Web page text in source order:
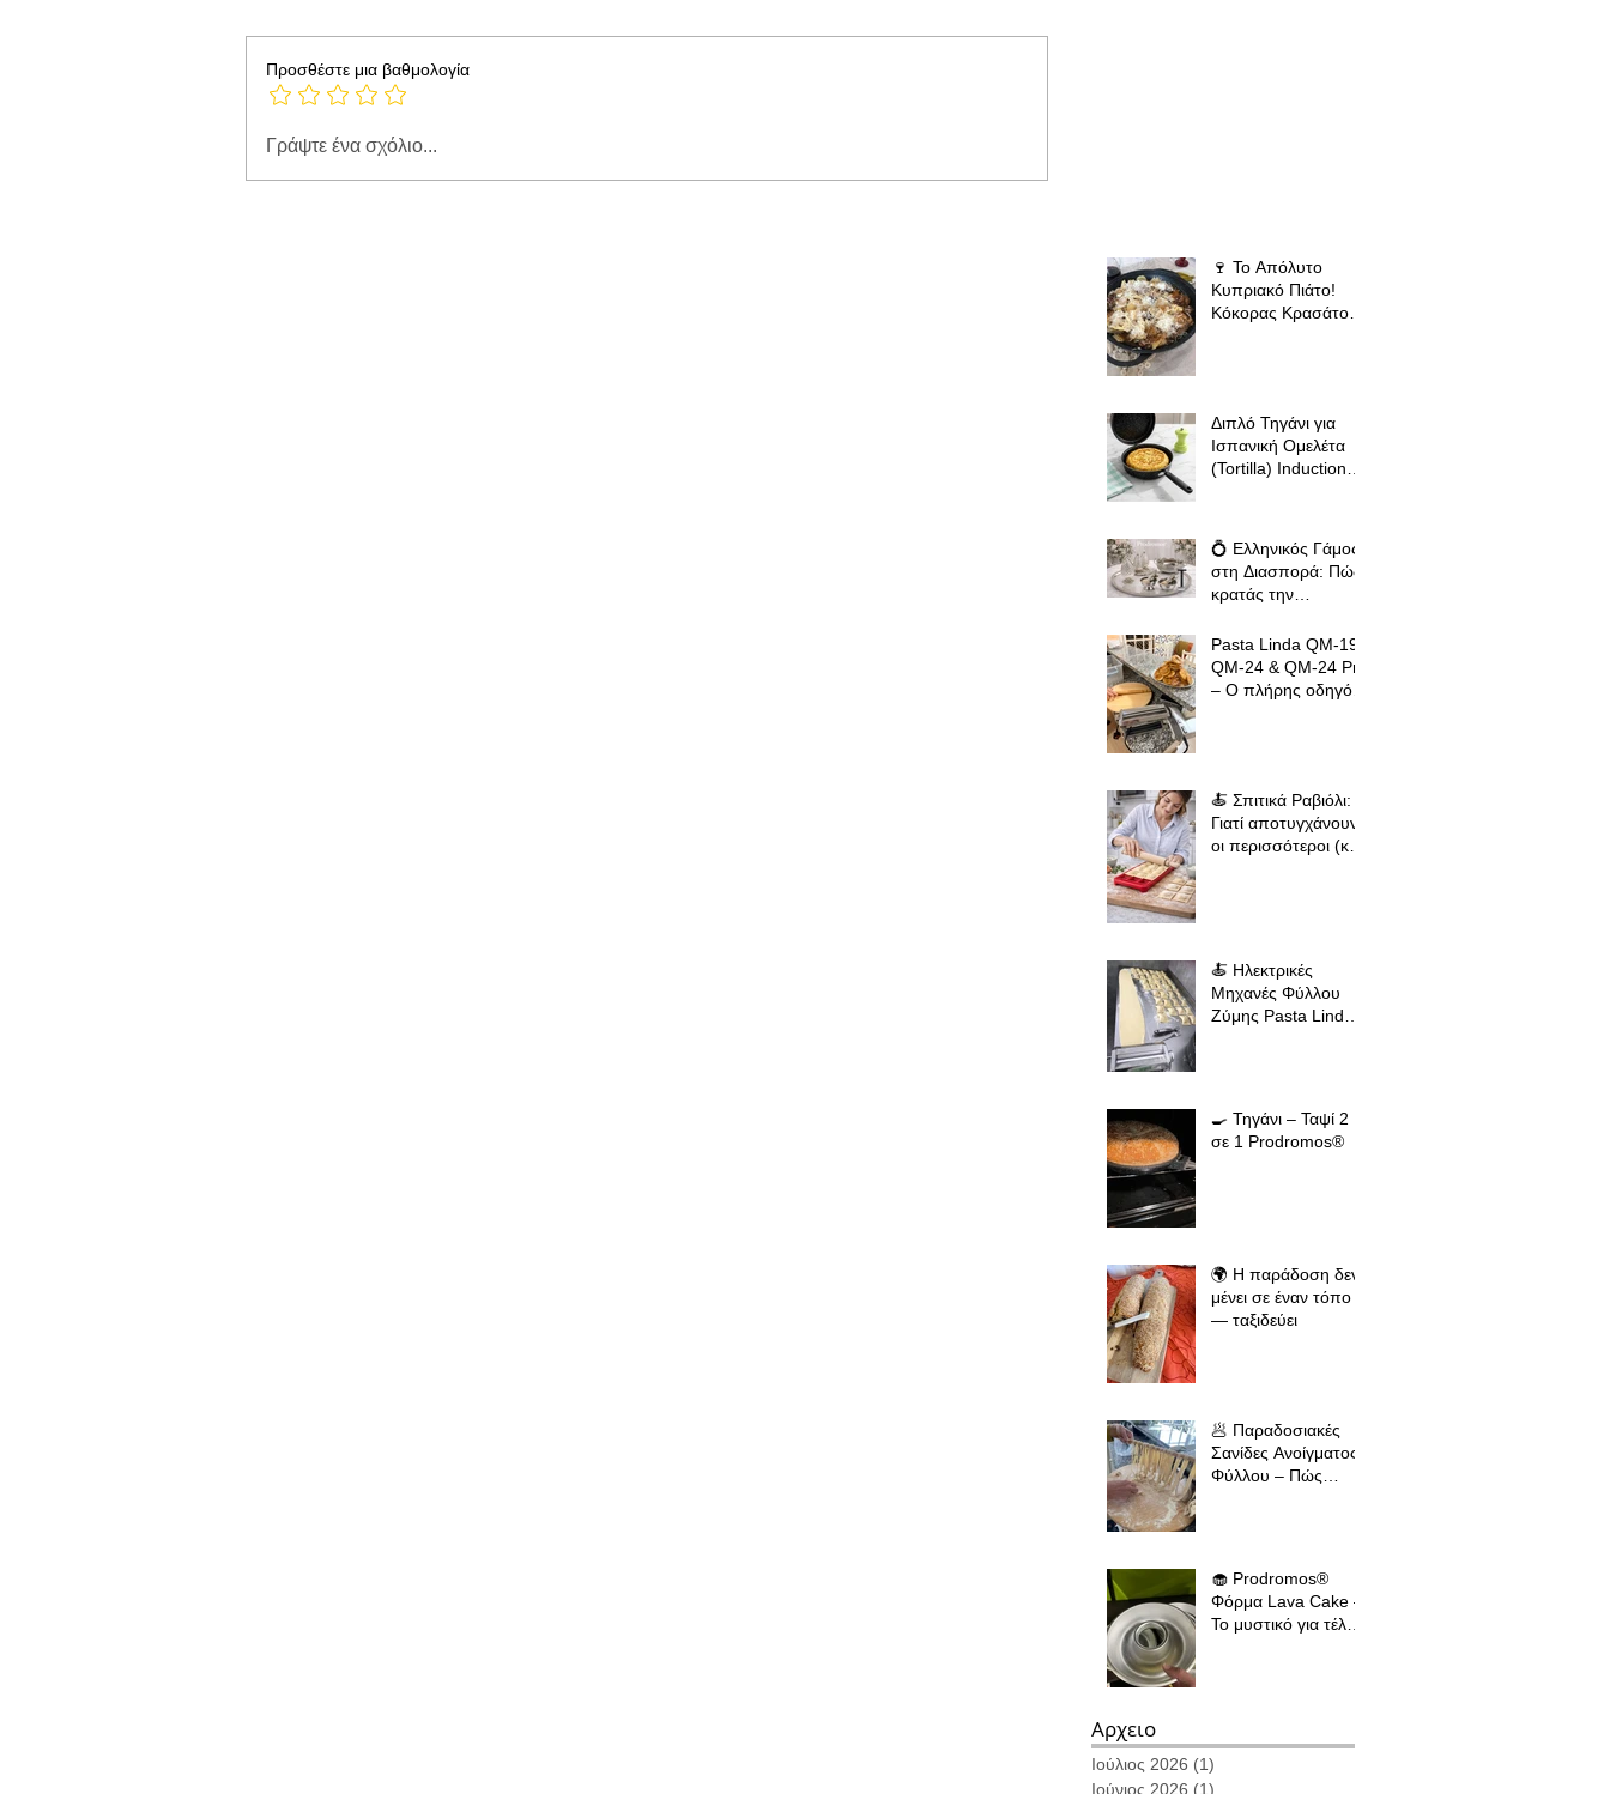
Προσθέστε μια βαθμολογία
Γράψτε ένα σχόλιο...
🍷 Το Απόλυτο
Κυπριακό Πιάτο!
Κόκορας Κρασάτος
Διπλό Τηγάνι για
Ισπανική Ομελέτα
(Tortilla) Induction
Tortillas, Ομελέτες
και Αυγοπαρασκευές
💍 Ελληνικός Γάμος
στη Διασπορά: Πώς
κρατάς την
όπου κι αν βρίσκεσαι
Pasta Linda QM-19,
QM-24 & QM-24 Pro
– Ο πλήρης οδηγός
🍝 Σπιτικά Ραβιόλι:
Γιατί αποτυγχάνουν
οι περισσότεροι (και
🍝 Ηλεκτρικές
Μηχανές Φύλλου
Ζύμης Pasta Linda
🍳 Τηγάνι – Ταψί 2
σε 1 Prodromos®
🌍 Η παράδοση δεν
μένει σε έναν τόπο
— ταξιδεύει
🥟 Παραδοσιακές
Σανίδες Ανοίγματος
Φύλλου – Πώς
🧁 Prodromos®
Φόρμα Lava Cake –
Το μυστικό για τέλειο
Αρχειο
Ιούλιος 2026 (1)
Ιούνιος 2026 (1)